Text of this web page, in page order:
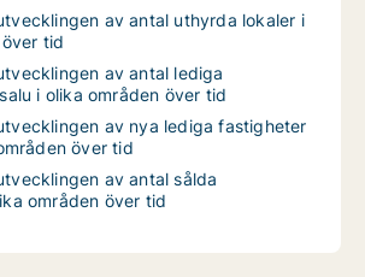
av antal uthyrda lokaler i
tid
av antal lediga
i olika områden över tid
av nya lediga fastigheter
över tid
av antal sålda
områden över tid